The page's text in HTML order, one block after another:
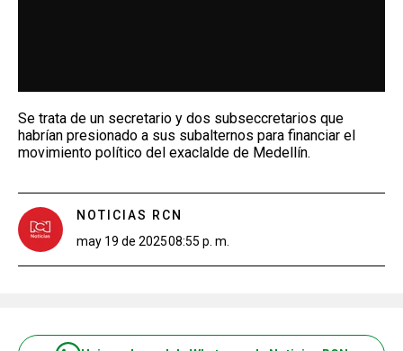
Se trata de un secretario y dos subseccretarios que
habrían presionado a sus subalternos para financiar el
movimiento político del exaclalde de Medellín.
NOTICIAS RCN
may 19 de 202508:55 p. m.